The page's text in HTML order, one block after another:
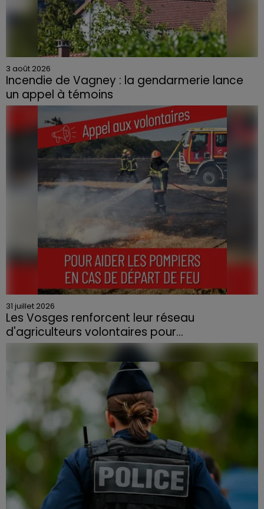
3 août 2026
Incendie de Vagney : la gendarmerie lance
un appel à témoins
Le feu, parti d'une haie avant de se propager au
quartier résidentiel, avait détruit deux habitations et
contraint à l'évacuation d'une centaine de personnes.
31 juillet 2026
Les Vosges renforcent leur réseau
d'agriculteurs volontaires pour...
Face à la sécheresse et aux risques de départs de feu,
la Chambre d'agriculture des Vosges a lancé un appel
aux agriculteurs volontaires pour venir en aide...